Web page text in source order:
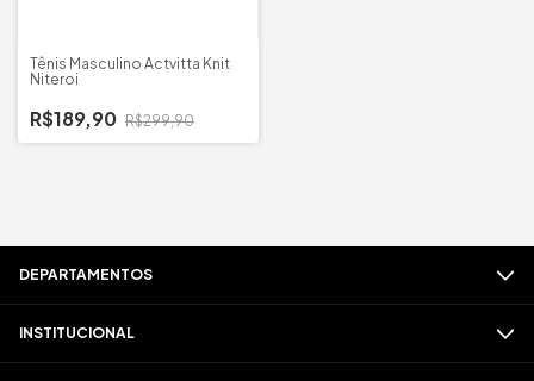
Tênis Masculino Actvitta Knit
Niteroi
R$189,90 R$299,90
DEPARTAMENTOS
INSTITUCIONAL